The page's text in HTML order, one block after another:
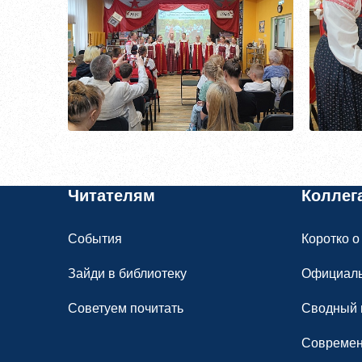
Читателям
События
Зайди в библиотеку
Советуем почитать
Коротко
Сводный
Войти
Восстановить пароль
Пароль должен быть минимум 6
Я согласен на обработку
Я согласен с
правилами